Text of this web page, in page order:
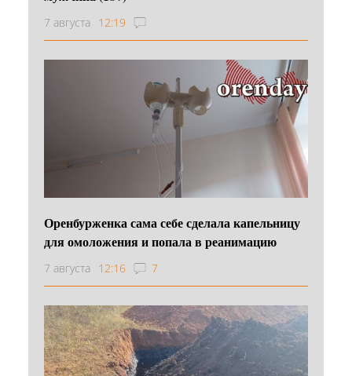
7 августа 12:19
Оренбурженка сама себе сделала капельницу
для омоложения и попала в реанимацию
7 августа 12:16 7